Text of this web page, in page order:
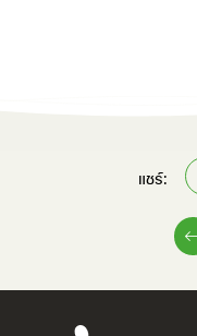
แชร์: